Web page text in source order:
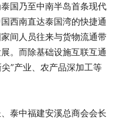
国乃至中南半岛首条现代
西南直达泰国湾的快捷通
间人员往来与货物流通带
。而除基础设施互联互通
”产业、农产品深加工等
泰中福建安溪总商会会长